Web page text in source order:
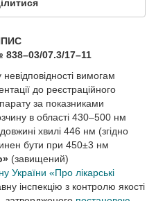
838–03/07.3/17–11
вимогам
до реєстраційного
за показниками
в області 430–500 нм
хвилі 446 нм (згідно
бути при 450±3 нм
(завищений)
України «Про лікарські
інспекцію з контролю якості